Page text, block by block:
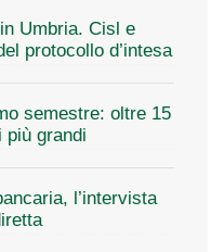
Umbria. Cisl e
protocollo d’intesa
semestre: oltre 15
più grandi
l’intervista